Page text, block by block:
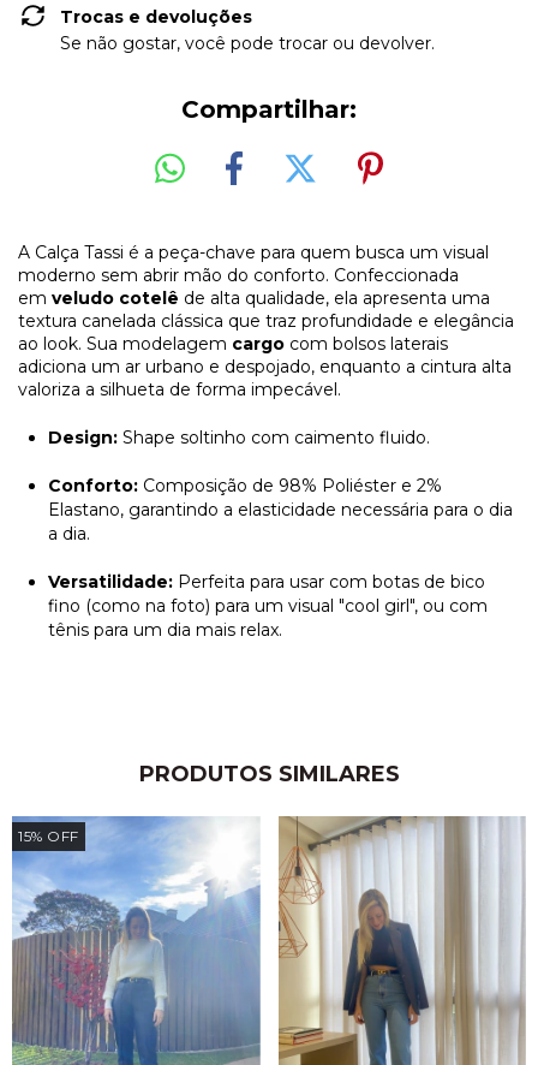
Trocas e devoluções
Se não gostar, você pode trocar ou devolver.
Compartilhar:
A Calça Tassi é a peça-chave para quem busca um visual
moderno sem abrir mão do conforto. Confeccionada
em veludo cotelê de alta qualidade, ela apresenta uma
textura canelada clássica que traz profundidade e elegância
ao look. Sua modelagem cargo com bolsos laterais
adiciona um ar urbano e despojado, enquanto a cintura alta
valoriza a silhueta de forma impecável.
Design: Shape soltinho com caimento fluido.
Conforto: Composição de 98% Poliéster e 2%
Elastano, garantindo a elasticidade necessária para o dia
a dia.
Versatilidade: Perfeita para usar com botas de bico
fino (como na foto) para um visual "cool girl", ou com
tênis para um dia mais relax.
PRODUTOS SIMILARES
15% OFF